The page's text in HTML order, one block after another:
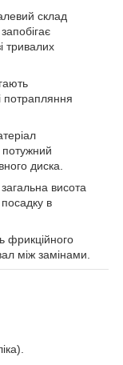
склад
тривалих
потрапляння
потужний
диска.
висота
в
фрикційного
між замінами.